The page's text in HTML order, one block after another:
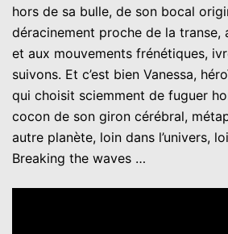
hors de sa bulle, de son bocal
déracinement proche de la transe,
et aux mouvements frénétiques,
suivons. Et c’est bien Vanessa,
qui choisit sciemment de fuguer
cocon de son giron cérébral,
autre planète, loin dans l’univers,
Breaking the waves …